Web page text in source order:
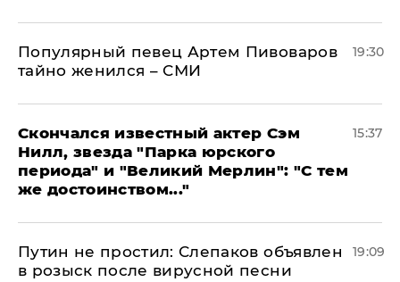
Популярный певец Артем Пивоваров
тайно женился – СМИ
19:30
Скончался известный актер Сэм
Нилл, звезда "Парка юрского
периода" и "Великий Мерлин": "С тем
же достоинством..."
15:37
Путин не простил: Слепаков объявлен
в розыск после вирусной песни
19:09